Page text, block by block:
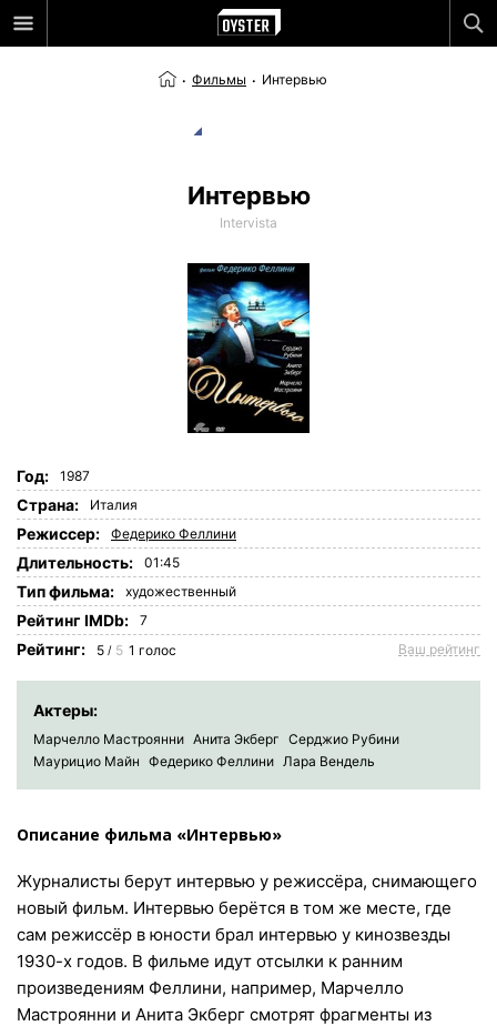
Фильмы Интервью
Интервью
Intervista
Год: 1987
Страна: Италия
Режиссер: Федерико Феллини
Длительность: 01:45
Tип фильма: художественный
Рейтинг IMDb: 7
Рейтинг: 5 / 5 1 голос Ваш рейтинг
Актеры:
Марчелло Мастроянни Анита Экберг Серджио Рубини
Маурицио Майн Федерико Феллини Лара Вендель
Описание фильма «Интервью»
Журналисты берут интервью у режиссёра, снимающего
новый фильм. Интервью берётся в том же месте, где
сам режиссёр в юности брал интервью у кинозвезды
1930-х годов. В фильме идут отсылки к ранним
произведениям Феллини, например, Марчелло
Мастроянни и Анита Экберг смотрят фрагменты из